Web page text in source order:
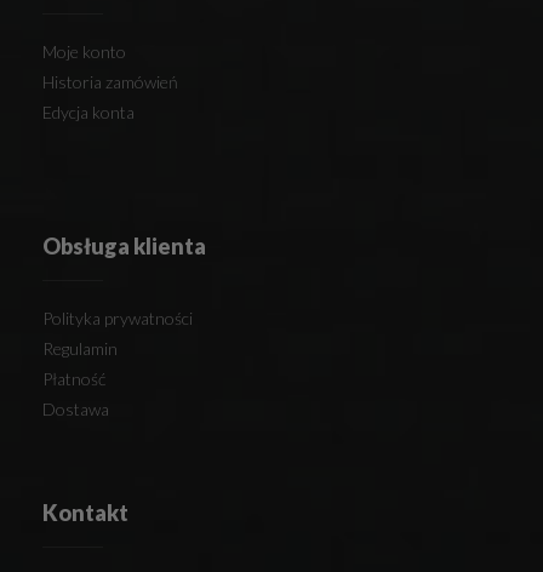
Moje konto
Historia zamówień
Edycja konta
Obsługa klienta
Polityka prywatności
Regulamin
Płatność
Dostawa
Kontakt